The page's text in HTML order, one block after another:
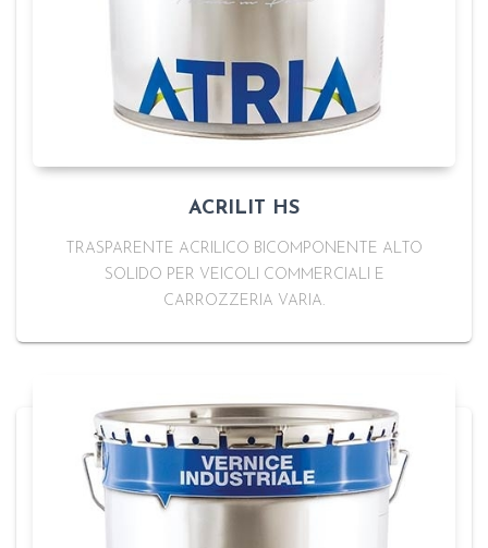
ACRILIT HS
TRASPARENTE ACRILICO BICOMPONENTE ALTO
SOLIDO PER VEICOLI COMMERCIALI E
CARROZZERIA VARIA.